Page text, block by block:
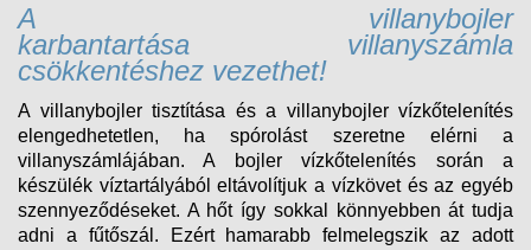
A villanybojler
karbantartása villanyszámla
csökkentéshez vezethet!
A villanybojler tisztítása és a villanybojler vízkőtelenítés
elengedhetetlen, ha spórolást szeretne elérni a
villanyszámlájában. A bojler vízkőtelenítés során a
készülék víztartályából eltávolítjuk a vízkövet és az egyéb
szennyeződéseket. A hőt így sokkal könnyebben át tudja
adni a fűtőszál. Ezért hamarabb felmelegszik az adott